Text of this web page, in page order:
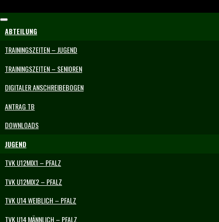
Skip
content
ABTEILUNG
TRAININGSZEITEN – JUGEND
TRAININGSZEITEN – SENIOREN
DIGITALER ANSCHREIBEBOGEN
ANTRAG TB
DOWNLOADS
JUGEND
TVK U12MIX1 – PFALZ
TVK U12MIX2 – PFALZ
TVK U14 WEIBLICH – PFALZ
TVK U14 MÄNNLICH – PFALZ